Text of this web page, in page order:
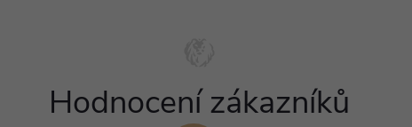
Hodnocení zákazníků